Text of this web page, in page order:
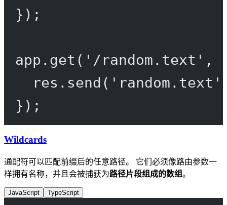
});
app. get ( '/random.text' ,
res. send ( 'random.text'
});
Wildcards
通配符可以匹配前缀后的任意路径。 它们必须像路由参数一
样拥有名称，并且会被捕获为路径片段组成的数组。
JavaScript TypeScript